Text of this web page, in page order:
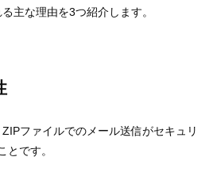
主な理由を3つ紹介します。
ファイルでのメール送信がセキュリ
とです。